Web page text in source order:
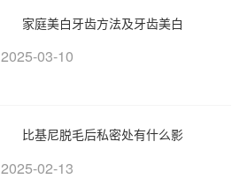
家庭美白牙齿方法及牙齿美白
2025-03-10
比基尼脱毛后私密处有什么影
2025-02-13